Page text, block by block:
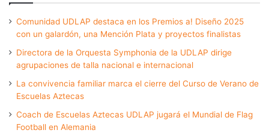
Comunidad UDLAP destaca en los Premios a! Diseño 2025
con un galardón, una Mención Plata y proyectos finalistas
Directora de la Orquesta Symphonia de la UDLAP dirige
agrupaciones de talla nacional e internacional
La convivencia familiar marca el cierre del Curso de Verano de
Escuelas Aztecas
Coach de Escuelas Aztecas UDLAP jugará el Mundial de Flag
Football en Alemania